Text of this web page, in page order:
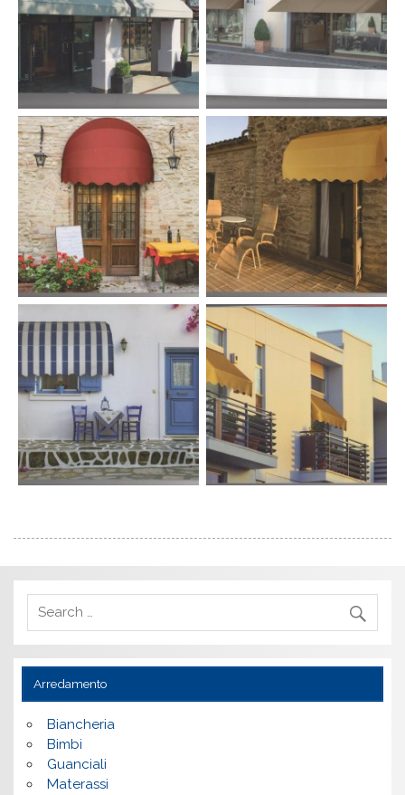
Arredamento
Biancheria
Bimbi
Guanciali
Materassi